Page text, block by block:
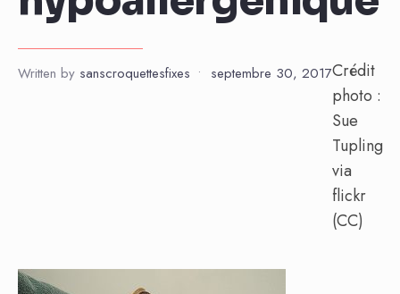
Written by sanscroquettesfixes • septembre 30, 2017Crédit
photo :
Sue
Tupling
via
flickr
(CC)